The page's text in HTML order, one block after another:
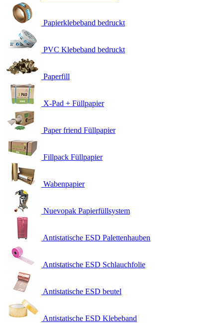
Papierklebeband bedruckt
PVC Klebeband bedruckt
Paperfill
X-Pad + Füllpapier
Paper friend Füllpapier
Fillpack Füllpapier
Wabenpapier
Nuevopak Papierfüllsystem
Antistatische ESD Palettenhauben
Antistatische ESD Schlauchfolie
Antistatische ESD beutel
Antistatische ESD Klebeband